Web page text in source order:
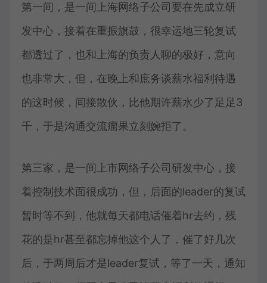
第一间，是一间上海网络子公司要在先成立研
发中心，接着在重振旗鼓，很幸运地三轮复试
都透过了，也和上海的负责人聊的极好，意向
也非常大，但，在晚上和庶务谈薪水福利待遇
的这时候，间接散伙，比他期许薪水少了足足3
千，于是沟通交流瘤果立刻婉拒了。
第三家，是一间上市网络子公司研发中心，接
着控制技术面很成功，但，后面的leader的复试
暂时等不到，他就每天都电话催着hr去约，残
花的是hr甚至都忘掉他这个人了，催了好几次
后，于两周后才是leader复试，等了一天，通知